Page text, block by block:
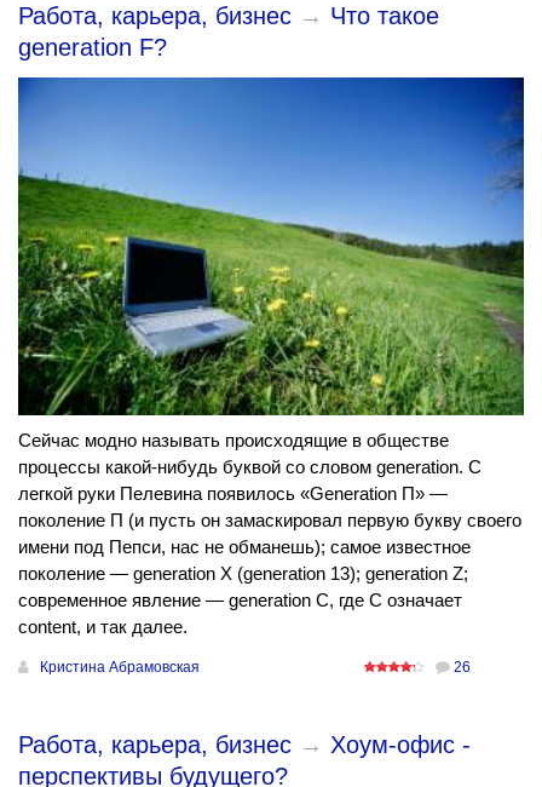
Работа, карьера, бизнес → Что такое
generation F?
Сейчас модно называть происходящие в обществе
процессы какой-нибудь буквой со словом generation. С
легкой руки Пелевина появилось «Generation П» —
поколение П (и пусть он замаскировал первую букву своего
имени под Пепси, нас не обманешь); самое известное
поколение — generation Х (generation 13); generation Z;
современное явление — generation С, где С означает
content, и так далее.
Кристина Абрамовская 26
Работа, карьера, бизнес → Хоум-офис -
перспективы будущего?